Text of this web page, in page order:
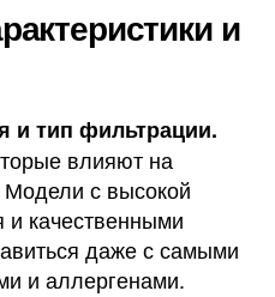
и
и тип фильтрации.
влияют на
с высокой
качественными
даже с самыми
и аллергенами.